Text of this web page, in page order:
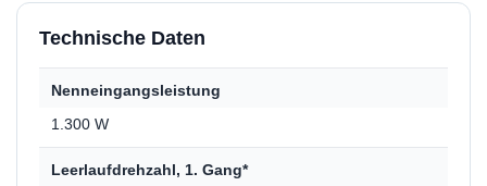
Technische Daten
Nenneingangsleistung
1.300 W
Leerlaufdrehzahl, 1. Gang*